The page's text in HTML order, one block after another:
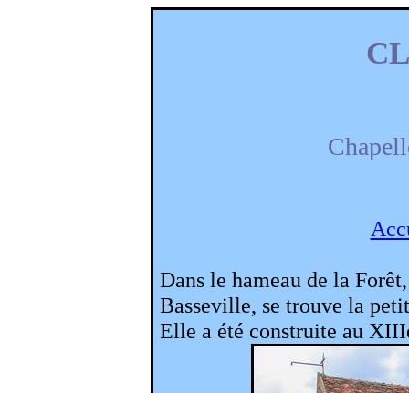
Dans le hameau de la
Basseville, se trouve la
Elle a été construite au